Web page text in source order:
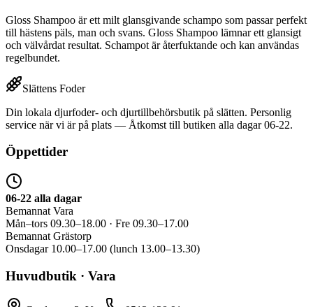
Gloss Shampoo är ett milt glansgivande schampo som passar perfekt
till hästens päls, man och svans. Gloss Shampoo lämnar ett glansigt
och välvårdat resultat. Schampot är återfuktande och kan användas
regelbundet.
Slättens Foder
Din lokala djurfoder- och djurtillbehörsbutik på slätten. Personlig
service när vi är på plats — Åtkomst till butiken alla dagar 06-22.
Öppettider
06-22 alla dagar
Bemannat Vara
Mån–tors 09.30–18.00 · Fre 09.30–17.00
Bemannat Grästorp
Onsdagar 10.00–17.00 (lunch 13.00–13.30)
Huvudbutik · Vara